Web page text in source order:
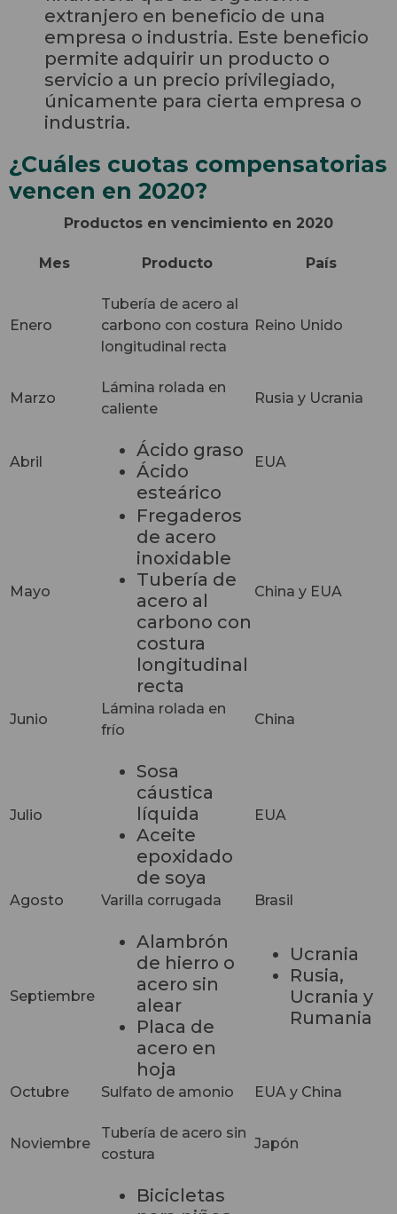
extranjero en beneficio de una
empresa o industria. Este beneficio
permite adquirir un producto o
servicio a un precio privilegiado,
únicamente para cierta empresa o
industria.
¿Cuáles cuotas compensatorias
vencen en 2020?
Productos en vencimiento en 2020
Mes Producto País
Enero
Tubería de acero al
carbono con costura
longitudinal recta
Reino Unido
Marzo
Lámina rolada en
caliente
Rusia y Ucrania
Abril
Ácido graso
Ácido
esteárico
EUA
Mayo
Fregaderos
de acero
inoxidable
Tubería de
acero al
carbono con
costura
longitudinal
recta
China y EUA
Junio
Lámina rolada en
frío
China
Julio
Sosa
cáustica
líquida
Aceite
epoxidado
de soya
EUA
Agosto Varilla corrugada Brasil
Septiembre
Alambrón
de hierro o
acero sin
alear
Placa de
acero en
hoja
Ucrania
Rusia,
Ucrania y
Rumania
Octubre Sulfato de amonio EUA y China
Noviembre
Tubería de acero sin
costura
Japón
Bicicletas